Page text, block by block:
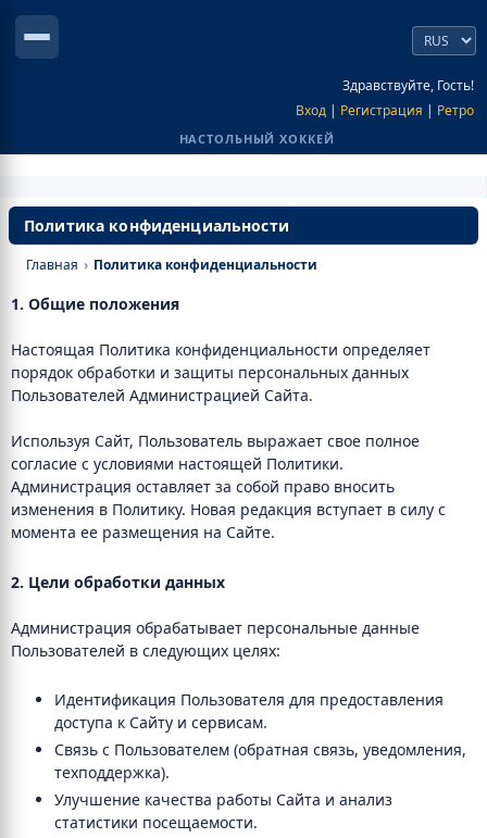
Здравствуйте, Гость!
Вход | Регистрация | Ретро
НАСТОЛЬНЫЙ ХОККЕЙ
Политика конфиденциальности
Главная › Политика конфиденциальности
1. Общие положения
Настоящая Политика конфиденциальности определяет
порядок обработки и защиты персональных данных
Пользователей Администрацией Сайта.
Используя Сайт, Пользователь выражает свое полное
согласие с условиями настоящей Политики.
Администрация оставляет за собой право вносить
изменения в Политику. Новая редакция вступает в силу с
момента ее размещения на Сайте.
2. Цели обработки данных
Администрация обрабатывает персональные данные
Пользователей в следующих целях:
Идентификация Пользователя для предоставления
доступа к Сайту и сервисам.
Связь с Пользователем (обратная связь, уведомления,
техподдержка).
Улучшение качества работы Сайта и анализ
статистики посещаемости.